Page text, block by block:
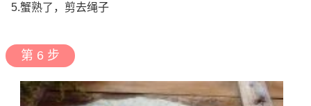
5.蟹熟了，剪去绳子
第 6 步